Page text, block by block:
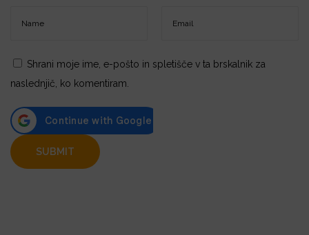
Shrani moje ime, e-pošto in spletišče v ta brskalnik za
naslednjič, ko komentiram.